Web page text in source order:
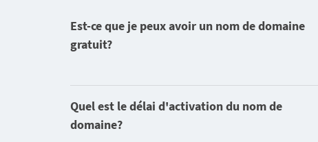
Est-ce que je peux avoir un nom de domaine
gratuit?
Quel est le délai d'activation du nom de
domaine?